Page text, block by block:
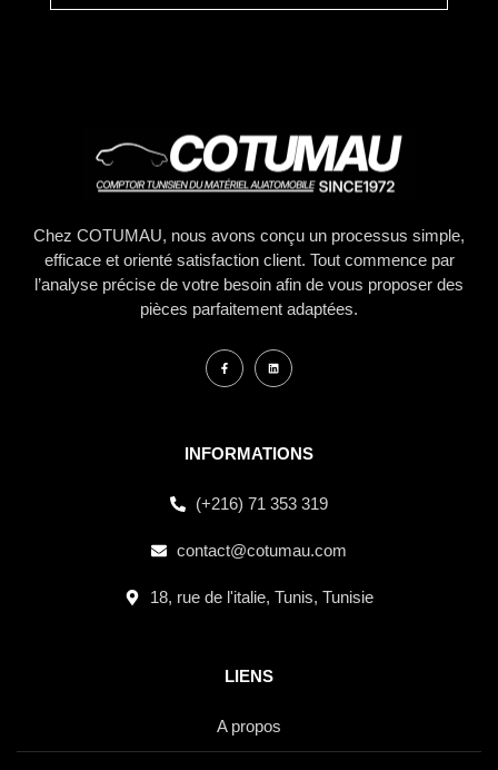
Chez COTUMAU, nous avons conçu un processus simple,
efficace et orienté satisfaction client. Tout commence par
l’analyse précise de votre besoin afin de vous proposer des
pièces parfaitement adaptées.
INFORMATIONS
(+216) 71 353 319
contact@cotumau.com
18, rue de l'italie, Tunis, Tunisie
LIENS
A propos